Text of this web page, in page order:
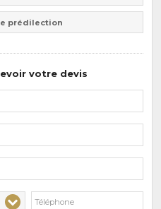
prédilection
votre devis